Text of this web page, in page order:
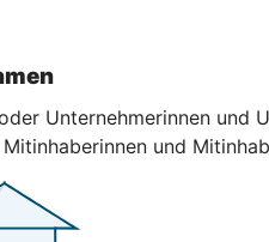
Unternehmerinnen und
und